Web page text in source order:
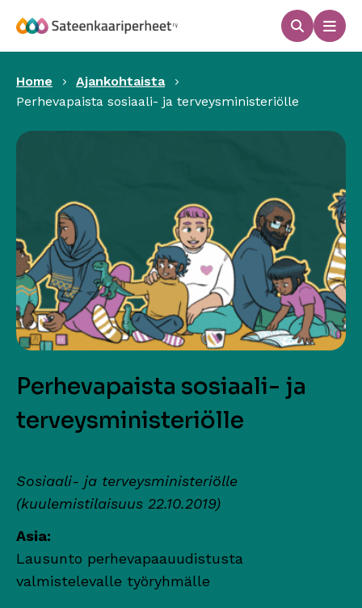
sisältöön
Haku
Home
Ajankohtaista
Perhevapaista sosiaali- ja terveysministeriölle
Perhevapaista sosiaali- ja
terveysministeriölle
Sosiaali- ja terveysministeriölle
(kuulemistilaisuus 22.10.2019)
Asia:
Lausunto perhevapaauudistusta
valmistelevalle työryhmälle